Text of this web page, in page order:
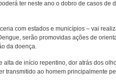
ter neste ano o dobro de casos de
com estados e municípios – vai
serão promovidas ações de
da doença.
de início repentino, dor atrás dos
transmitido ao homem principalmente